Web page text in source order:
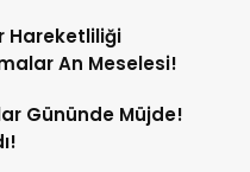
Hareketliliği
An Meselesi!
Gününde Müjde!